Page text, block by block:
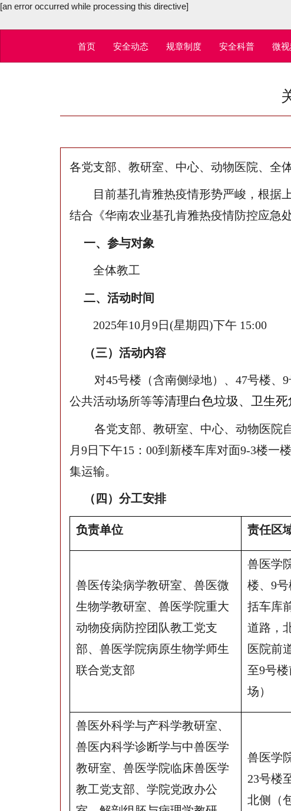
[an error occurred while processing this directive]
首页 安全动态 规章制度 安全科普 微
各党支部、教研室、中心、动物医院、全
目前基孔肯雅热疫情形势严峻，根据
结合《华南农业基孔肯雅热疫情防控应急
一、参与对象
全体教工
二、活动时间
2025年10月9日(星期四)下午 15:00
（三）活动内容
对45号楼（含南侧绿地）、47号楼、
公共活动场所等等清理白色垃圾、卫生死
各党支部、教研室、中心、动物医院
月9日下午15：00到新楼车库对面9-3楼
集运输。
（四）分工安排
负责单位 责任区
兽医传染病学教研室、兽医微
生物学教研室、兽医学院重大
动物疫病防控团队教工党支
部、兽医学院病原生物学师生
联合党支部
兽医学
楼、9
括车库
道路，
医院前
至9号
场）
兽医外科学与产科学教研室、
兽医内科学诊断学与中兽医学
教研室、兽医学院临床兽医学
教工党支部、学院党政办公
兽医学
23号楼
北侧（